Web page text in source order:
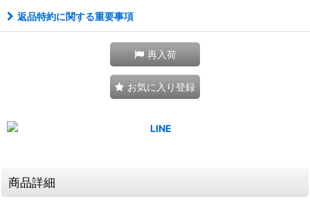
返品特約に関する重要事項
再入荷
お気に入り登録
商品詳細